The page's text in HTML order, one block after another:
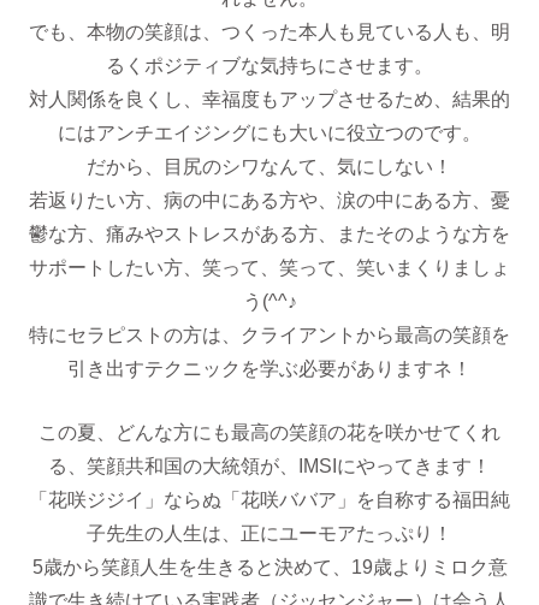
でも、本物の笑顔は、つくった本人も見ている人も、明
るくポジティブな気持ちにさせます。
対人関係を良くし、幸福度もアップさせるため、結果的
にはアンチエイジングにも大いに役立つのです。
だから、目尻のシワなんて、気にしない！
若返りたい方、病の中にある方や、涙の中にある方、憂
鬱な方、痛みやストレスがある方、またそのような方を
サポートしたい方、笑って、笑って、笑いまくりましょ
う(^^♪
特にセラピストの方は、クライアントから最高の笑顔を
引き出すテクニックを学ぶ必要がありますネ！
この夏、どんな方にも最高の笑顔の花を咲かせてくれ
る、笑顔共和国の大統領が、IMSIにやってきます！
「花咲ジジイ」ならぬ「花咲ババア」を自称する福田純
子先生の人生は、正にユーモアたっぷり！
5歳から笑顔人生を生きると決めて、19歳よりミロク意
識で生き続けている実践者（ジッセンジャー）は会う人